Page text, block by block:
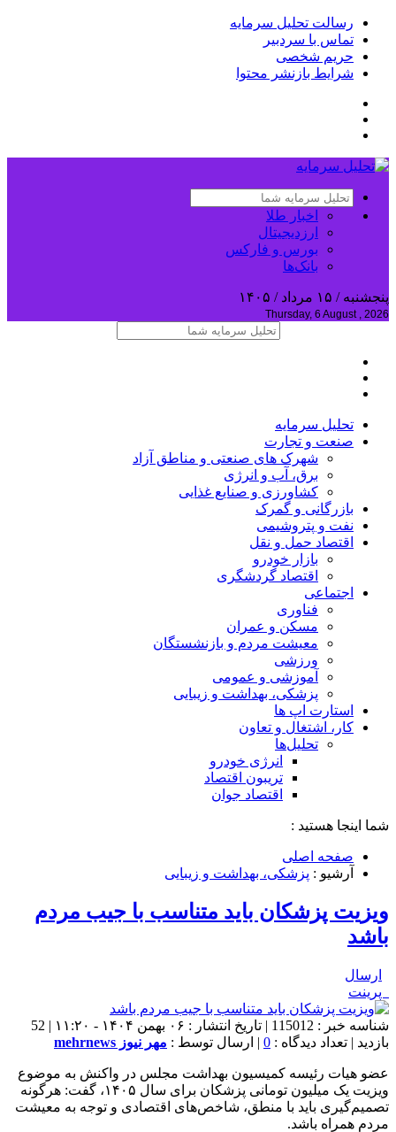
رسالت تحلیل سرمایه
تماس با سردبیر
حریم شخصی
شرایط بازنشر محتوا
اخبار طلا
ارزدیجیتال
بورس و فارکس
بانک‌ها
پنجشنبه / ۱۵ مرداد / ۱۴۰۵
Thursday, 6 August , 2026
تحلیل‌ سرمایه
صنعت و تجارت
شهرک های صنعتی و مناطق آزاد
برق، آب و انرژی
کشاورزی و صنایع غذایی
بازرگانی و گمرک
نفت و پتروشیمی
اقتصاد حمل و نقل
بازار خودرو
اقتصاد گردشگری
اجتماعی
فناوری
مسکن و عمران
معیشت مردم و بازنشستگان
ورزشی
آموزشی و عمومی
پزشکی، بهداشت و زیبایی
استارت اپ ها
کار، اشتغال و تعاون
تحلیل‌ها
انرژی خودرو
تریبون اقتصاد
اقتصاد جوان
شما اینجا هستید :
صفحه اصلی
آرشیو : پزشکی، بهداشت و زیبایی
ویزیت پزشکان باید متناسب با جیب مردم
باشد
ارسال
پرینت
شناسه خبر : 115012 | تاریخ انتشار : ۰۶ بهمن ۱۴۰۴ - ۱۱:۲۰ | 52
بازدید | تعداد دیدگاه : 0 | ارسال توسط : مهر نیوز mehrnews
عضو هیات رئیسه کمیسیون بهداشت مجلس در واکنش به موضوع
ویزیت یک میلیون تومانی پزشکان برای سال ۱۴۰۵، گفت: هرگونه
تصمیم‌گیری باید با منطق، شاخص‌های اقتصادی و توجه به معیشت
مردم همراه باشد.